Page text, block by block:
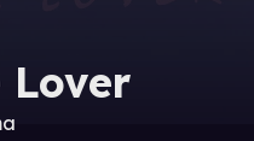
Lover